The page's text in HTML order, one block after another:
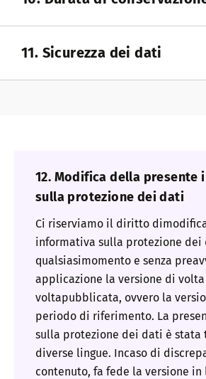
11. Sicurezza dei dati
12. Modifica della presente
sulla protezione dei dati
Ci riserviamo il diritto
informativa sulla protezione dei
qualsiasimomento e senza
applicazione la versione di
voltapubblicata, ovvero la
periodo di riferimento. La
sulla protezione dei dati è stata
diverse lingue. Incaso di
contenuto, fa fede la versione in